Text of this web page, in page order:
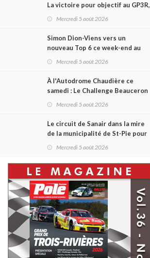
La victoire pour objectif au GP3R,
dans trois séries différentes
Mercredi 5 août 2026
Simon Dion-Viens vers un
nouveau Top 6 ce week-end au
GP3R, en série NASCAR Canada ?
Mercredi 5 août 2026
À l'Autodrome Chaudière ce
samedi : Le Challenge Beauceron
200 pourrait bouleverser le
Mercredi 5 août 2026
Le circuit de Sanair dans la mire
de la municipalité de St-Pie pour
être rayé de la carte !
Mercredi 5 août 2026